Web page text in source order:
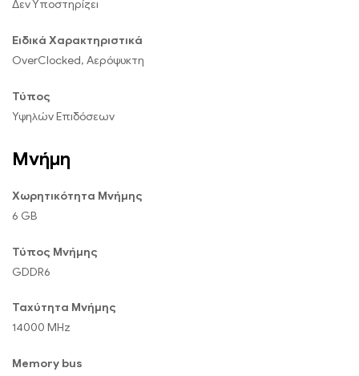
Δεν Υποστηρίζει
Ειδικά Χαρακτηριστικά
OverClocked, Αερόψυκτη
Τύπος
Υψηλών Επιδόσεων
Μνήμη
Χωρητικότητα Μνήμης
6 GB
Τύπος Μνήμης
GDDR6
Ταχύτητα Μνήμης
14000 MHz
Memory bus